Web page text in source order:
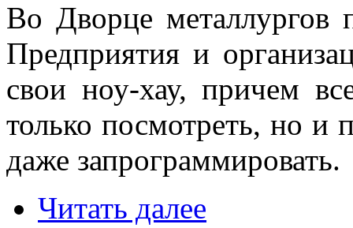
Во Дворце металлургов
Предприятия и
свои ноу-хау, причем
только посмотреть, но и
даже запрограммировать.
Читать далее